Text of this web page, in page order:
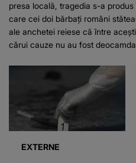
presa locală, tragedia s-a
care cei doi bărbați români
ale anchetei reiese că între
cărui cauze nu au fost
EXTERNE